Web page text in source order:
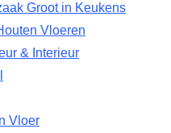
Groot in Keukens
Vloeren
& Interieur
Vloer